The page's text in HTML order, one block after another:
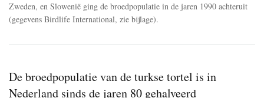
Zweden, en Slowenië ging de broedpopulatie in de jaren 1990 achteruit
(gegevens Birdlife International, zie bijlage).
De broedpopulatie van de turkse tortel is in
Nederland sinds de jaren 80 gehalveerd